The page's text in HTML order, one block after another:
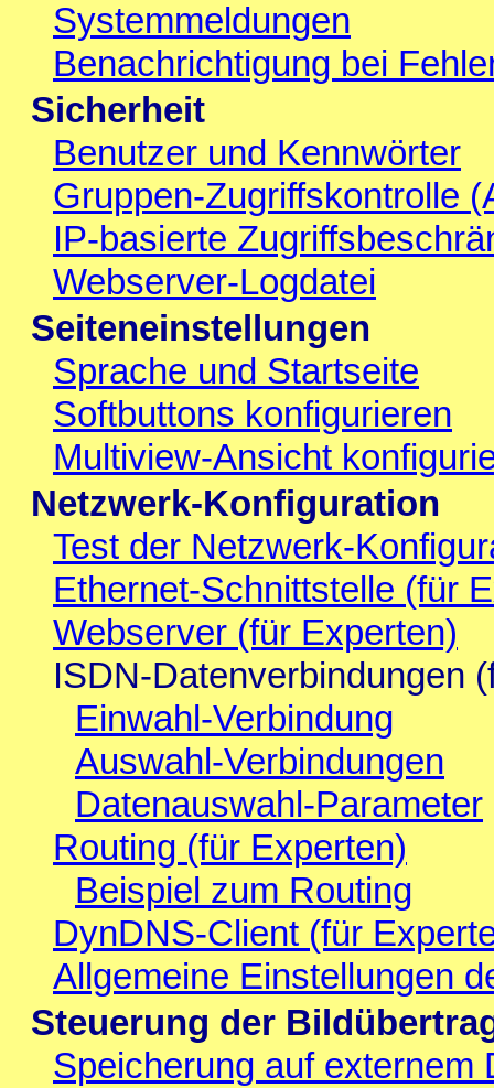
Systemmeldungen
Benachrichtigung bei
Sicherheit
Benutzer und Kennwörter
Gruppen-Zugriffskontrolle
IP-basierte
Webserver-Logdatei
Seiteneinstellungen
Sprache und Startseite
Softbuttons konfigurieren
Multiview-Ansicht
Netzwerk-Konfiguration
Test der Netzwerk-
Ethernet-Schnittstelle (für
Webserver (für Experten)
ISDN-Datenverbindungen
Einwahl-Verbindung
Auswahl-Verbindungen
Datenauswahl-Parameter
Routing (für Experten)
Beispiel zum Routing
DynDNS-Client (für
Allgemeine Einstellungen
Steuerung der
Speicherung auf externem